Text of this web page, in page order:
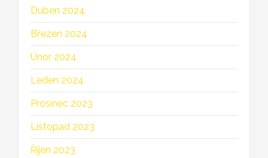
Duben 2024
Březen 2024
Únor 2024
Leden 2024
Prosinec 2023
Listopad 2023
Říjen 2023